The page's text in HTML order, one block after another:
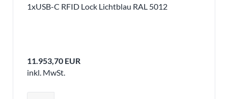
1xUSB-C RFID Lock Lichtblau RAL 5012
11.953,70 EUR
inkl. MwSt.